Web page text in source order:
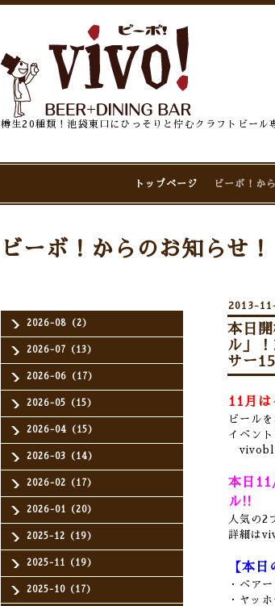
樽生20種類！池袋東口にひっそりと佇むクラフトビール
トップページ ビーボ！か
2026-08（2）
2026-07（13）
2026-06（17）
2026-05（15）
2026-04（15）
2026-03（14）
2026-02（17）
2026-01（20）
2025-12（19）
2025-11（19）
2025-10（17）
ビーボ！からのお知らせ！
2013-
本日
ル」
サー
11月
ビール
イベン
本日
ル!!
人気の2
詳細は
【本日
・ベア
・ヤッ